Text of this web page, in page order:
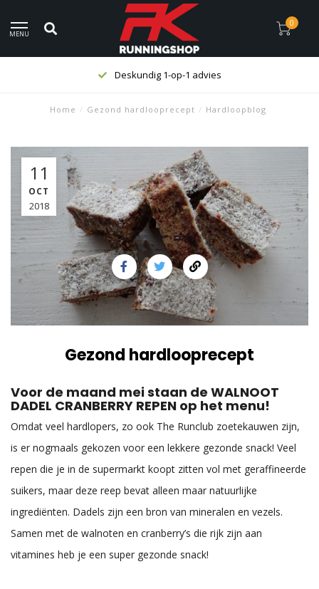
MENU
0
Deskundig 1-op-1 advies
Home / Gezond hardlooprecept / Hardloopblog
11
OCT
2018
Gezond hardlooprecept
Voor de maand mei staan de WALNOOT
DADEL CRANBERRY REPEN op het menu!
Omdat veel hardlopers, zo ook The Runclub zoetekauwen zijn,
is er nogmaals gekozen voor een lekkere gezonde snack! Veel
repen die je in de supermarkt koopt zitten vol met geraffineerde
suikers, maar deze reep bevat alleen maar natuurlijke
ingrediënten. Dadels zijn een bron van mineralen en vezels.
Samen met de walnoten en cranberry’s die rijk zijn aan
vitamines heb je een super gezonde snack!